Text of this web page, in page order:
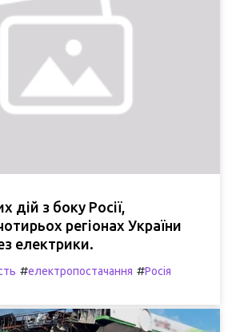
дій з боку Росії,
регіонах України
електрики.
#електропостачання #Росія